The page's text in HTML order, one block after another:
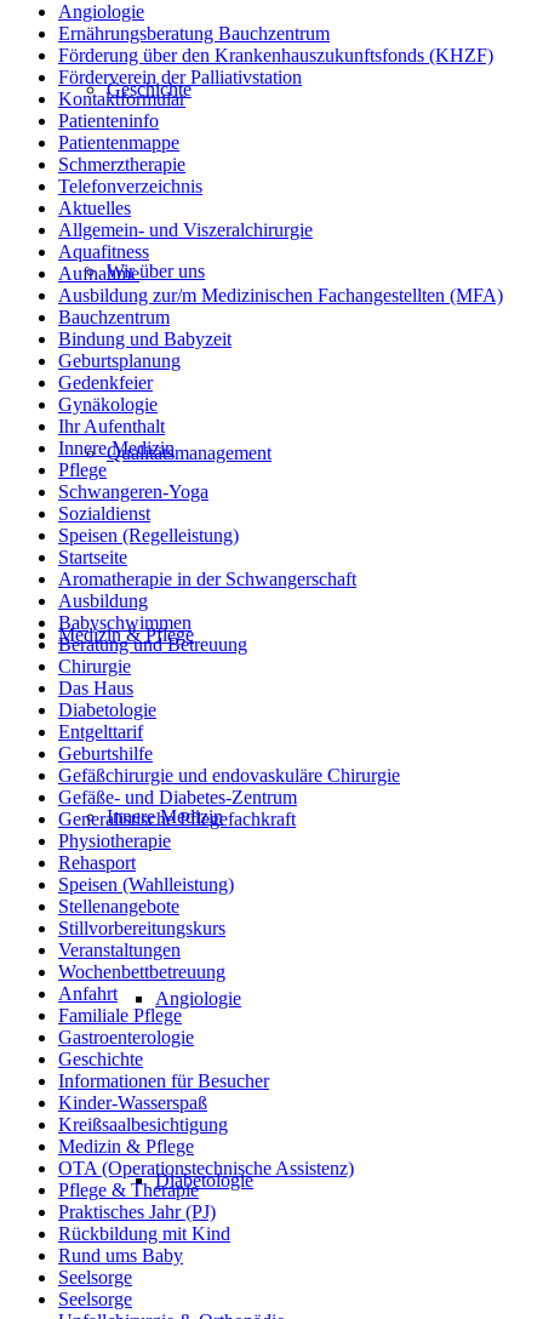
Geschichte
Wir über uns
Qualitätsmanagement
Medizin & Pflege
Innere Medizin
Angiologie
Diabetologie
Angiologie
Ernährungsberatung Bauchzentrum
Förderung über den Krankenhauszukunftsfonds (KHZF)
Förderverein der Palliativstation
Kontaktformular
Patienteninfo
Patientenmappe
Schmerztherapie
Telefonverzeichnis
Aktuelles
Allgemein- und Viszeralchirurgie
Aquafitness
Aufnahme
Ausbildung zur/m Medizinischen Fachangestellten (MFA)
Bauchzentrum
Bindung und Babyzeit
Geburtsplanung
Gedenkfeier
Gynäkologie
Ihr Aufenthalt
Innere Medizin
Pflege
Schwangeren-Yoga
Sozialdienst
Speisen (Regelleistung)
Startseite
Aromatherapie in der Schwangerschaft
Ausbildung
Babyschwimmen
Beratung und Betreuung
Chirurgie
Das Haus
Diabetologie
Entgelttarif
Geburtshilfe
Gefäßchirurgie und endovaskuläre Chirurgie
Gefäße- und Diabetes-Zentrum
Generalistische Pflegefachkraft
Physiotherapie
Rehasport
Speisen (Wahlleistung)
Stellenangebote
Stillvorbereitungskurs
Veranstaltungen
Wochenbettbetreuung
Anfahrt
Familiale Pflege
Gastroenterologie
Geschichte
Informationen für Besucher
Kinder-Wasserspaß
Kreißsaalbesichtigung
Medizin & Pflege
OTA (Operationstechnische Assistenz)
Pflege & Therapie
Praktisches Jahr (PJ)
Rückbildung mit Kind
Rund ums Baby
Seelsorge
Seelsorge